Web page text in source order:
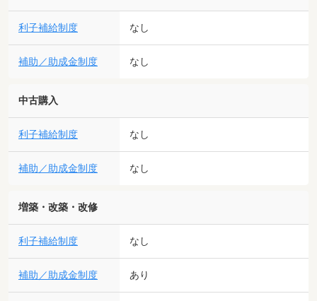
利子補給制度 なし
補助／助成金制度 なし
中古購入
利子補給制度 なし
補助／助成金制度 なし
増築・改築・改修
利子補給制度 なし
補助／助成金制度 あり